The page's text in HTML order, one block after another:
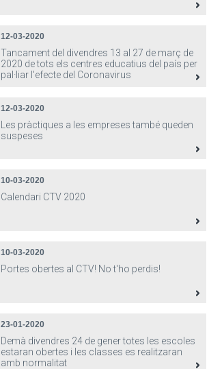
12-03-2020
Tancament del divendres 13 al 27 de març de
2020 de tots els centres educatius del país per
pal·liar l'efecte del Coronavirus
12-03-2020
Les pràctiques a les empreses també queden
suspeses
10-03-2020
Calendari CTV 2020
10-03-2020
Portes obertes al CTV! No t'ho perdis!
23-01-2020
Demà divendres 24 de gener totes les escoles
estaran obertes i les classes es realitzaran
amb normalitat